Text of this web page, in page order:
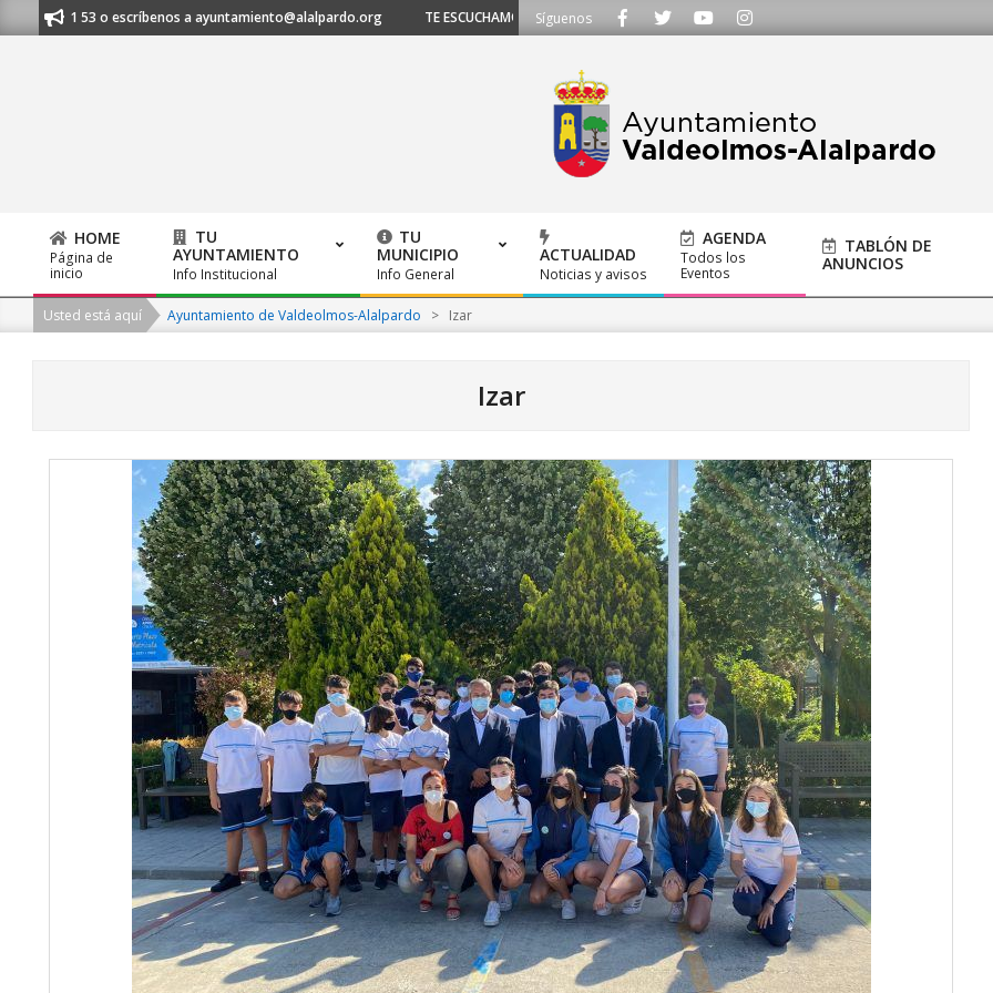
to
21 53 o escríbenos a ayuntamiento@alalpardo.org TE ESCUCHAMOS - Llámanos al 91 620 21 53 o escríbenos a ayuntamiento@alalpardo.org
Síguenos
Primary
Navigation
Menu
HOME
Página de
inicio
TU
AYUNTAMIENTO
Info Institucional
TU
MUNICIPIO
Info General
ACTUALIDAD
Noticias y avisos
AGENDA
Todos los
Eventos
TABLÓN DE
ANUNCIOS
Usted está aquí Ayuntamiento de Valdeolmos-Alalpardo > Izar
Izar